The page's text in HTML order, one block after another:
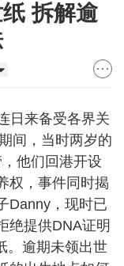
拆解逾
日来备受各界关
间，当时两岁的
他们回港开设
权，事件同时揭
Danny，现时已
绝提供DNA证明
。逾期未领出世